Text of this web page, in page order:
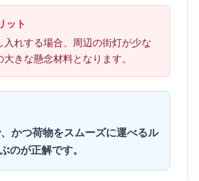
ット
入れする場合、周辺の街灯が少な
きな懸念材料となります。
かつ荷物をスムーズに運べるル
のが正解です。